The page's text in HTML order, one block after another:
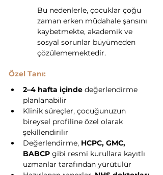
Bu nedenlerle, çocuklar çoğu
zaman erken müdahale şansını
kaybetmekte, akademik ve
sosyal sorunlar büyümeden
çözülememektedir.
Özel Tanı:
2–4 hafta içinde değerlendirme
planlanabilir
Klinik süreçler, çocuğunuzun
bireysel profiline özel olarak
şekillendirilir
Değerlendirme, HCPC, GMC,
BABCP gibi resmi kurullara kayıtlı
uzmanlar tarafından yürütülür